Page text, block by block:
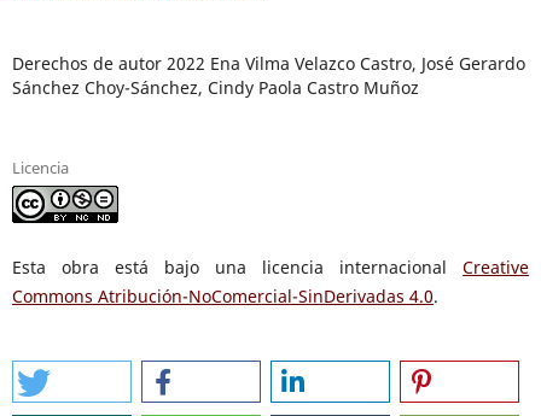
Derechos de autor 2022 Ena Vilma Velazco Castro, José Gerardo
Sánchez Choy-Sánchez, Cindy Paola Castro Muñoz
Licencia
Esta obra está bajo una licencia internacionalCreative
Commons Atribución-NoComercial-SinDerivadas 4.0.